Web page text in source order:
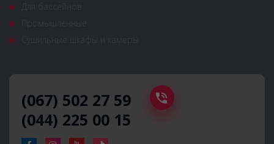
(067) 502 27 59
(044) 225 00 15